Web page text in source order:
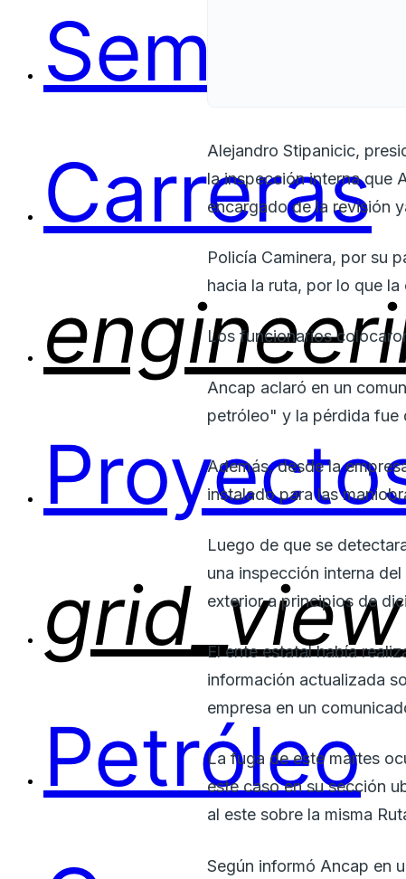
Carreras
grid_view
Petróleo
Alejandro Stipanicic,
la inspección interna que
encargado de la revisión
Policía Caminera, por su
hacia la ruta, por lo que
Los funcionarios
Ancap aclaró en un
petróleo" y la pérdida fue
Además, desde la
instalado para las
Luego de que se
una inspección interna
exterior a principios de
El ente estatal había
información actualizada
empresa en un
La fuga de este martes
este caso en su sección
al este sobre la misma
Según informó Ancap en